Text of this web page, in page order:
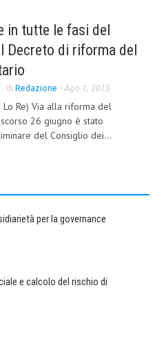
in tutte le fasi del
Decreto di riforma del
di Redazione - Ago 1, 2015
Re) Via alla riforma del
26 giugno è stato
del Consiglio dei...
per la governance
e calcolo del rischio di